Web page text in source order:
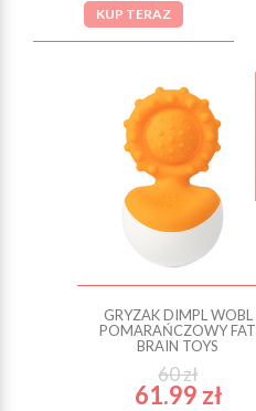
KUP TERAZ
GRYZAK DIMPL WOBL
POMARAŃCZOWY FAT
BRAIN TOYS
60 zł
61.99 zł